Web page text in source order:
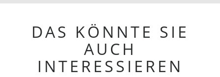
DAS KÖNNTE SIE
AUCH
INTERESSIEREN